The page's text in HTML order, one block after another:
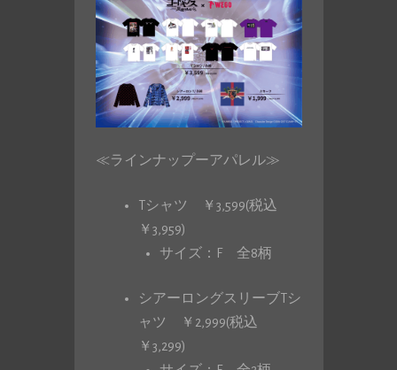
≪ラインナップーアパレル≫
Tシャツ ￥3,599(税込
￥3,959)
サイズ：F 全8柄
シアーロングスリーブTシ
ャツ ￥2,999(税込
￥3,299)